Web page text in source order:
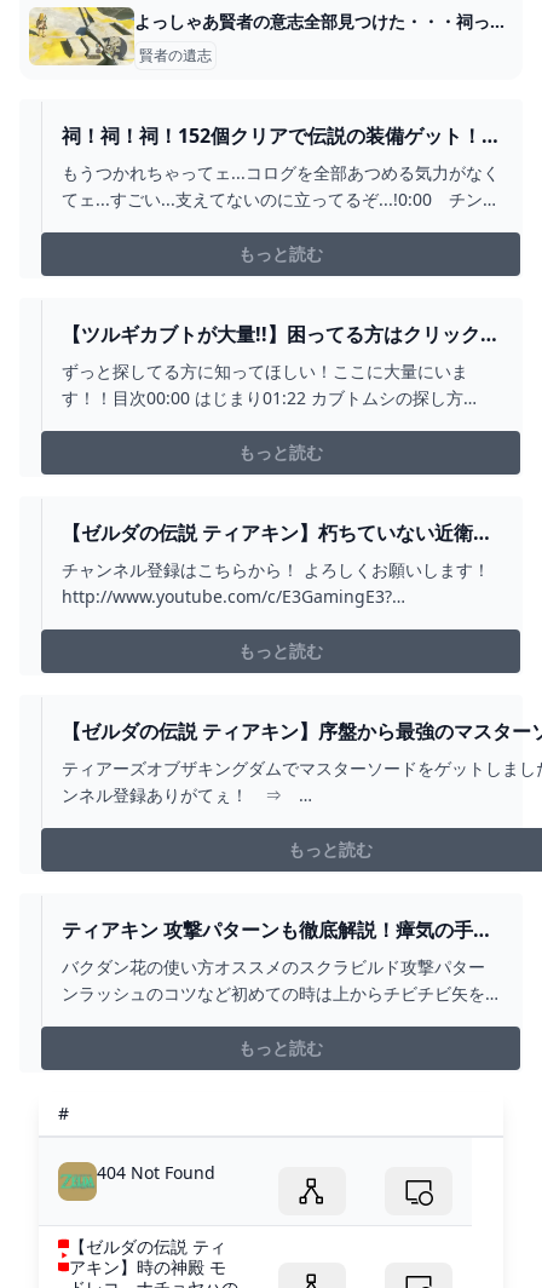
よっしゃあ賢者の意志全部見つけた・・・祠って空だけでいくつあるの？？ - ゼルダの伝説まとめ速報｜ティアキン｜ブレワイ
賢者の遺志
祠！祠！祠！152個クリアで伝説の装備ゲット！
【ゼルダの伝説 ティアーズ オブ ザ キングダム】
#17 - YOUTUBE
もうつかれちゃってェ...コログを全部あつめる気力がなく
てェ...すごい...支えてないのに立ってるぞ...!0:00 チンパ
カカの祠「一身の戦い 計略」4:09 エウトウメの祠
「一身の戦い 潜入」6:32 タウヨシプニの祠「進むか
もっと読む
【ツルギカブトが大量!!】困ってる方はクリック！
カブトムシが大量に入手できる方法を紹介「ゼル
ダの伝説 ティアキン」 - YOUTUBE
ずっと探してる方に知ってほしい！ここに大量にいま
す！！目次00:00 はじまり01:22 カブトムシの探し方
なります#ゼルダの伝説 #ティアキン - - - - - - - - - - - - - -
- - - - - - - - - - - - - -...
もっと読む
【ゼルダの伝説 ティアキン】朽ちていない近衛の
両手剣を確定入手できる場所！ 地底の幽霊兵士の
ドロップの仕組みの噂もまとめました - YOUTUBE
チャンネル登録はこちらから！ よろしくお願いします！
http://www.youtube.com/c/E3GamingE3?
https://twitter.com/asacre45Twitchアカウント
https://www.twitch.tv/eth...
もっと読む
【ゼルダの伝説 ティアキン】序盤から最強のマスター
を入手する方法、性能紹介【ティアーズ オブ ザ キン
【ZELDA TEARS OF THE KINGDOM】 - YOUTUBE
ティアーズオブザキングダムでマスターソードをゲットしまし
ンネル登録ありがてぇ！ ⇒
sub_confirmation=1Twitch ⇒ https://www.twitch.tv/
もっと読む
ティアキン 攻撃パターンも徹底解説！瘴気の手と
戦うコツ１２選 ゼルダの伝説 ティアーズ オブ ザ
キングダム - YOUTUBE
バクダン花の使い方オススメのスクラビルド攻撃パター
ンラッシュのコツなど初めての時は上からチビチビ矢を
リンク等記載させて頂きます#新しい遊び相手#ティアキ
ン#バグ#小ネタ#裏技#ぶらリンク
もっと読む
#
404 Not Found
【ゼルダの伝説 ティ
アキン】時の神殿 モ